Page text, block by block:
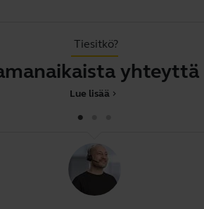
Tiesitkö?
chevron_right
Lue lisää